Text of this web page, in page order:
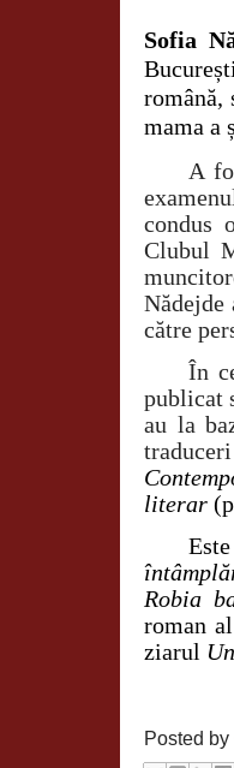
Sofia
română,
mama a
A
condus
Clubul
către
În
publicat
au la
literar
Robia
roman
ziarul
Posted by